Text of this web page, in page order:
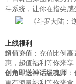
斗系统，让你在指尖感
上线福利
超值充值 ：充值比例
惠，超值福利等你来享
创角即送神话级魂师